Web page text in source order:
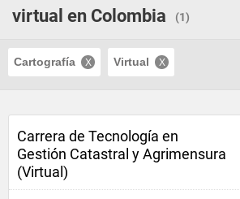
virtual en Colombia
(1)
Cartografía Virtual
Carrera de Tecnología en
Gestión Catastral y Agrimensura
(Virtual)